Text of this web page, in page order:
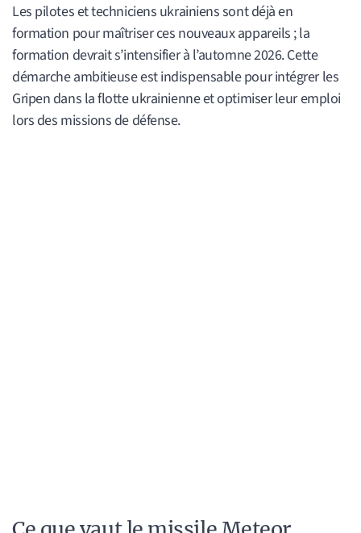
Les pilotes et techniciens ukrainiens sont déjà en
formation pour maîtriser ces nouveaux appareils ; la
formation devrait s’intensifier à l’automne 2026. Cette
démarche ambitieuse est indispensable pour intégrer les
Gripen dans la flotte ukrainienne et optimiser leur emploi
lors des missions de défense.